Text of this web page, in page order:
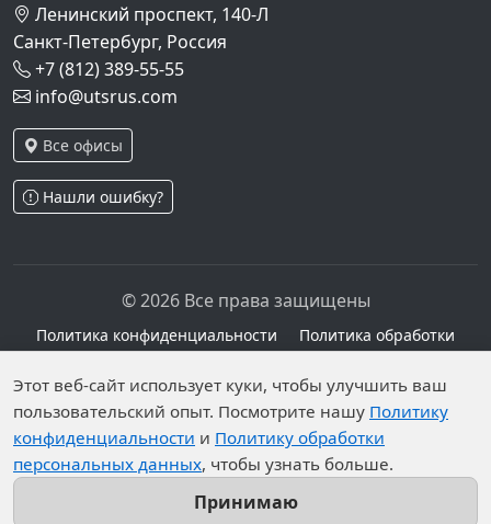
Ленинский проспект, 140-Л
Санкт-Петербург, Россия
+7 (812) 389-55-55
info@utsrus.com
Все офисы
Нашли ошибку?
© 2026 Все права защищены
Политика конфиденциальности
Политика обработки
персональных данных
Персональные данные опубликованы на сайте при
наличии правовых оснований в соответствии с ч.1
ст.6 и ст.10.1 152-ФЗ. Субъектами установлены
запреты на обработку неограниченных кругом лиц
опубликованных персональных данных.
Этот веб-сайт использует куки, чтобы улучшить ваш
пользовательский опыт. Посмотрите нашу Политику
конфиденциальности и Политику обработки
персональных данных, чтобы узнать больше.
Принимаю